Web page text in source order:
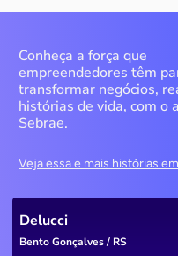
Conheça a força que
empreendedores têm
transformar negócios,
histórias de vida, com o
Sebrae.
Veja essa e mais histórias
Delucci
Bento Gonçalves / RS